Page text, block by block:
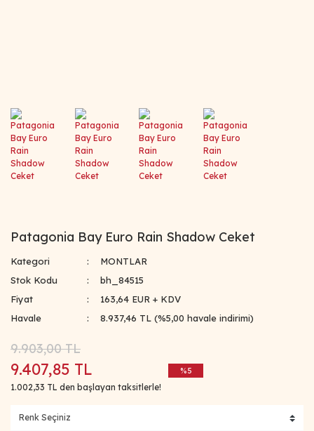
Patagonia Bay Euro Rain Shadow Ceket
Kategori
MONTLAR
Stok Kodu
bh_84515
Fiyat
163,64 EUR + KDV
Havale
8.937,46 TL (%5,00 havale indirimi)
9.903,00 TL
9.407,85 TL
1.002,33 TL den başlayan taksitlerle!
%5